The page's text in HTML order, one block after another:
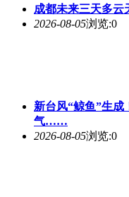
成都未来三天多云
2026-08-05浏览:0
新台风“鲸鱼”生成
气……
2026-08-05浏览:0